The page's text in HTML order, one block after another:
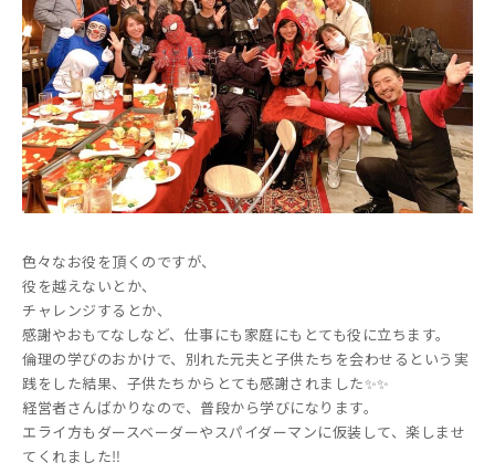
色々なお役を頂くのですが、
役を越えないとか、
チャレンジするとか、
感謝やおもてなしなど、仕事にも家庭にもとても役に立ちます。
倫理の学びのおかけで、別れた元夫と子供たちを会わせるという実
践をした結果、子供たちからとても感謝されました✨✨
経営者さんばかりなので、普段から学びになります。
エライ方もダースベーダーやスパイダーマンに仮装して、楽しませ
てくれました‼️